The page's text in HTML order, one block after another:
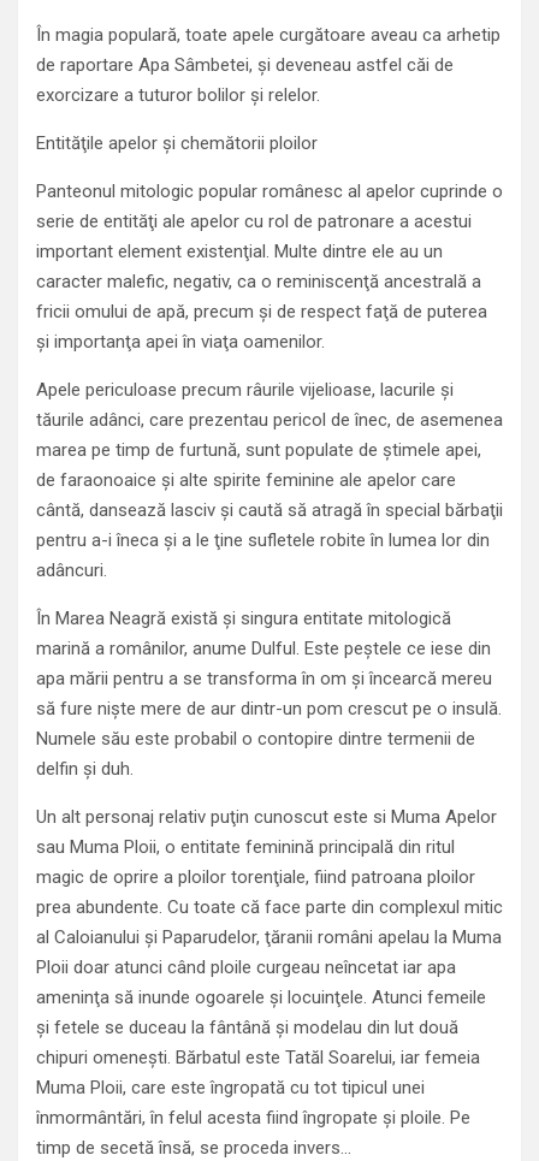
În magia populară, toate apele curgătoare aveau ca arhetip
de raportare Apa Sâmbetei, şi deveneau astfel căi de
exorcizare a tuturor bolilor şi relelor.
Entităţile apelor şi chemătorii ploilor
Panteonul mitologic popular românesc al apelor cuprinde o
serie de entităţi ale apelor cu rol de patronare a acestui
important element existenţial. Multe dintre ele au un
caracter malefic, negativ, ca o reminiscenţă ancestrală a
fricii omului de apă, precum şi de respect faţă de puterea
şi importanţa apei în viaţa oamenilor.
Apele periculoase precum râurile vijelioase, lacurile şi
tăurile adânci, care prezentau pericol de înec, de asemenea
marea pe timp de furtună, sunt populate de ştimele apei,
de faraonoaice şi alte spirite feminine ale apelor care
cântă, dansează lasciv şi caută să atragă în special bărbaţii
pentru a-i îneca şi a le ţine sufletele robite în lumea lor din
adâncuri.
În Marea Neagră există şi singura entitate mitologică
marină a românilor, anume Dulful. Este peştele ce iese din
apa mării pentru a se transforma în om şi încearcă mereu
să fure nişte mere de aur dintr-un pom crescut pe o insulă.
Numele său este probabil o contopire dintre termenii de
delfin şi duh.
Un alt personaj relativ puţin cunoscut este si Muma Apelor
sau Muma Ploii, o entitate feminină principală din ritul
magic de oprire a ploilor torenţiale, fiind patroana ploilor
prea abundente. Cu toate că face parte din complexul mitic
al Caloianului şi Paparudelor, ţăranii români apelau la Muma
Ploii doar atunci când ploile curgeau neîncetat iar apa
ameninţa să inunde ogoarele şi locuinţele. Atunci femeile
şi fetele se duceau la fântână şi modelau din lut două
chipuri omeneşti. Bărbatul este Tatăl Soarelui, iar femeia
Muma Ploii, care este îngropată cu tot tipicul unei
înmormântări, în felul acesta fiind îngropate şi ploile. Pe
timp de secetă însă, se proceda invers…